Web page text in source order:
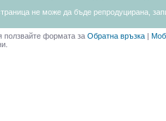
не може да бъде репродуцирана,
ползвайте формата за Обратна връзка |